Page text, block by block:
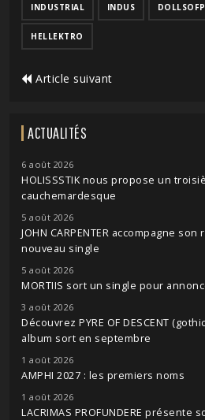
INDUSTRIAL INDUS
HELLEKTRO
Article suivant
ACTUALITÉS
6 août 2026
HOLISSSTIK nous propose un
cauchemardesque
5 août 2026
JOHN CARPENTER accompagne
nouveau single
5 août 2026
MORTIIS sort un single pour
3 août 2026
Découvrez PYRE OF DESCENT
album sort en septembre
1 août 2026
AMPHI 2027 : les premiers noms
1 août 2026
LACRIMAS PROFUNDERE présente